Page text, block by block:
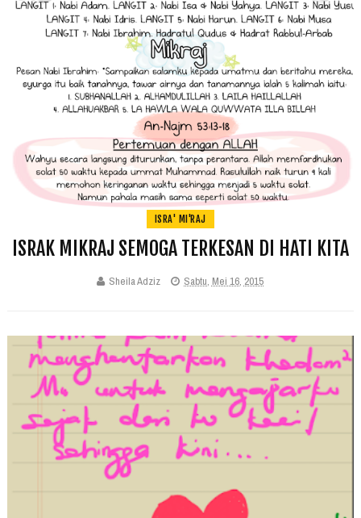
ISRA' MI'RAJ
ISRAK MIKRAJ SEMOGA TERKESAN DI HATI KITA
Sheila Adziz Sabtu, Mei 16, 2015